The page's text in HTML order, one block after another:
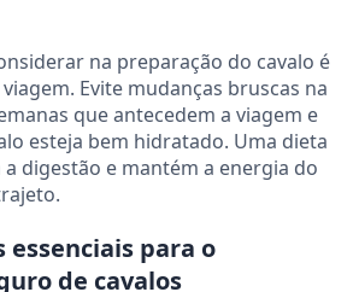
na preparação do cavalo é
Evite mudanças bruscas na
que antecedem a viagem e
esteja bem hidratado. Uma dieta
digestão e mantém a energia do
essenciais para o
de cavalos